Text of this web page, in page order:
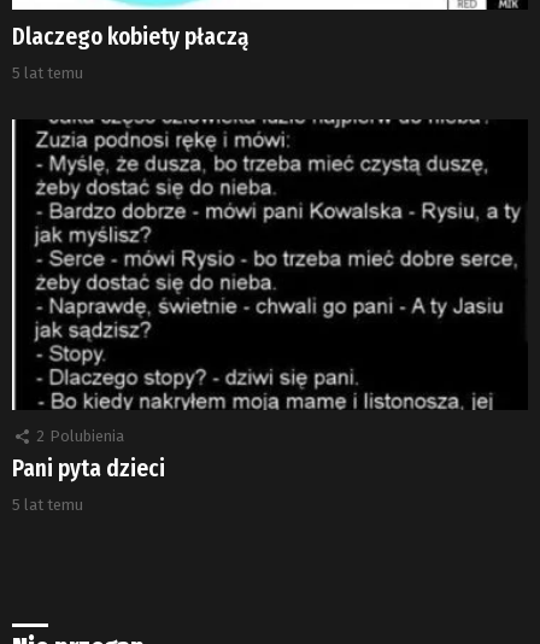
Dlaczego kobiety płaczą
5 lat temu
2 Polubienia
Pani pyta dzieci
5 lat temu